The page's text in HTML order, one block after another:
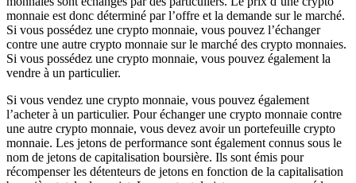
monnaie est donc déterminé par l’offre et la demande sur le marché.
Si vous possédez une crypto monnaie, vous pouvez l’échanger
contre une autre crypto monnaie sur le marché des crypto monnaies.
Si vous possédez une crypto monnaie, vous pouvez également la
vendre à un particulier.
Si vous vendez une crypto monnaie, vous pouvez également
l’acheter à un particulier. Pour échanger une crypto monnaie contre
une autre crypto monnaie, vous devez avoir un portefeuille crypto
monnaie. Les jetons de performance sont également connus sous le
nom de jetons de capitalisation boursière. Ils sont émis pour
récompenser les détenteurs de jetons en fonction de la capitalisation